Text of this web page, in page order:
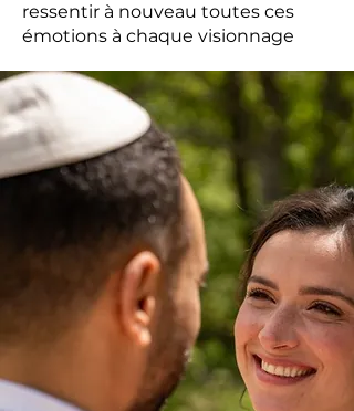
ressentir à nouveau toutes ces
émotions à chaque visionnage